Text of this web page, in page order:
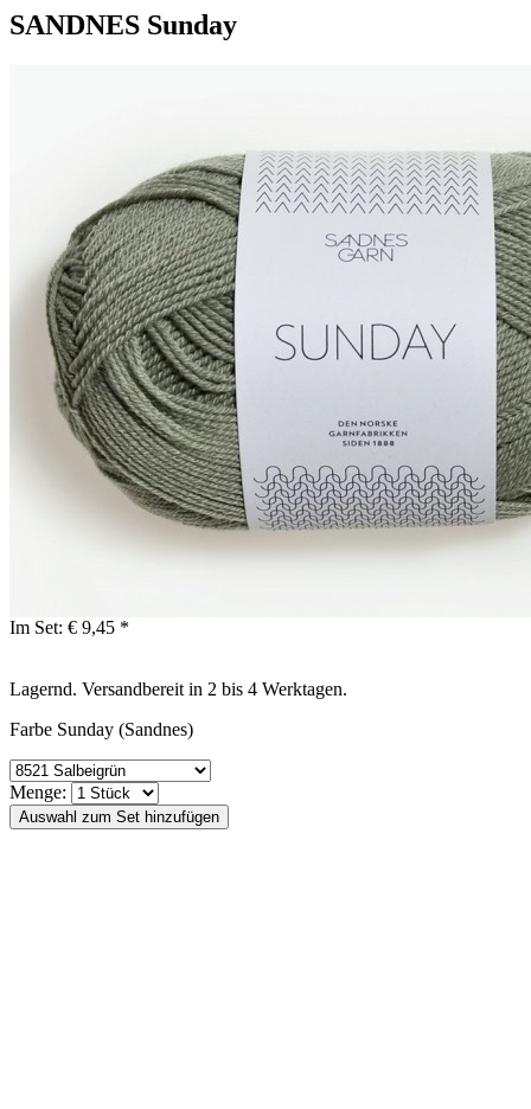
SANDNES Sunday
Im Set: € 9,45 *
Lagernd. Versandbereit in 2 bis 4 Werktagen.
Farbe Sunday (Sandnes)
Menge: